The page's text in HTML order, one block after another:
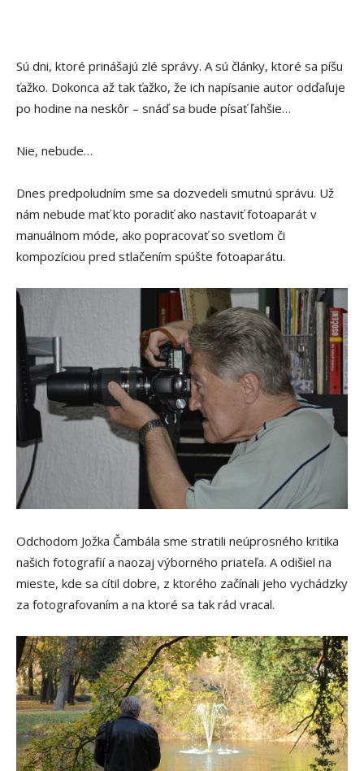
Sú dni, ktoré prinášajú zlé správy. A sú články, ktoré sa píšu
ťažko. Dokonca až tak ťažko, že ich napísanie autor odďaľuje
po hodine na neskôr – snáď sa bude písať ľahšie…
Nie, nebude…
Dnes predpoludním sme sa dozvedeli smutnú správu. Už
nám nebude mať kto poradiť ako nastaviť fotoaparát v
manuálnom móde, ako popracovať so svetlom či
kompozíciou pred stlačením spúšte fotoaparátu.
Odchodom Jožka Čambála sme stratili neúprosného kritika
našich fotografií a naozaj výborného priateľa. A odišiel na
mieste, kde sa cítil dobre, z ktorého začínali jeho vychádzky
za fotografovaním a na ktoré sa tak rád vracal.